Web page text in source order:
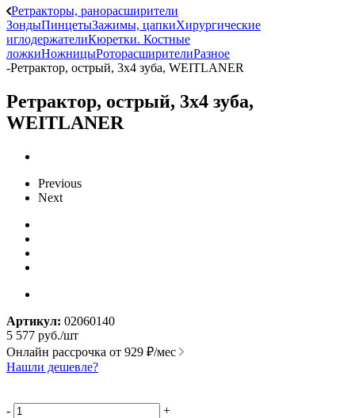
Ретракторы, ранорасширители
ЗондыПинцетыЗажимы, цапкиХирургические
иглодержателиКюретки. Костные
ложкиНожницыРоторасширителиРазное
-Ретрактор, острый, 3х4 зуба, WEITLANER
Ретрактор, острый, 3х4 зуба,
WEITLANER
Previous
Next
Артикул: 02060140
5 577 руб./шт
Онлайн рассрочка от 929 ₽/мес
Нашли дешевле?
-
+